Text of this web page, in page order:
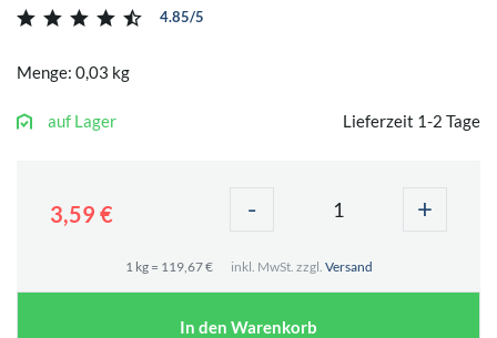
4.85/5
Menge: 0,03 kg
auf Lager Lieferzeit 1-2 Tage
3,59 € - +
1 kg = 119,67 € inkl. MwSt. zzgl. Versand
In den Warenkorb